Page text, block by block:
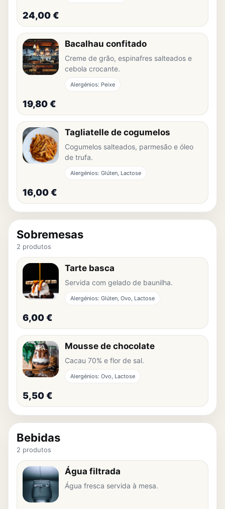
24,00 €
Bacalhau confitado
Creme de grão, espinafres salteados e
cebola crocante.
Alergénios: Peixe
19,80 €
Tagliatelle de cogumelos
Cogumelos salteados, parmesão e óleo
de trufa.
Alergénios: Glúten, Lactose
16,00 €
Sobremesas
2 produtos
Tarte basca
Servida com gelado de baunilha.
Alergénios: Glúten, Ovo, Lactose
6,00 €
Mousse de chocolate
Cacau 70% e flor de sal.
Alergénios: Ovo, Lactose
5,50 €
Bebidas
2 produtos
Água filtrada
Água fresca servida à mesa.